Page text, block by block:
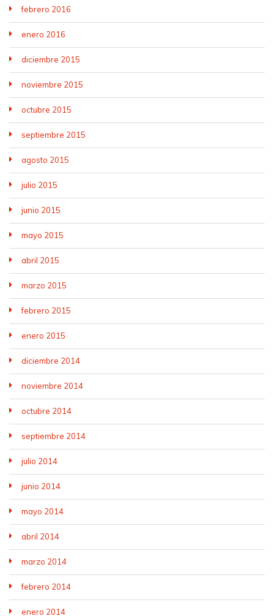
febrero 2016
enero 2016
diciembre 2015
noviembre 2015
octubre 2015
septiembre 2015
agosto 2015
julio 2015
junio 2015
mayo 2015
abril 2015
marzo 2015
febrero 2015
enero 2015
diciembre 2014
noviembre 2014
octubre 2014
septiembre 2014
julio 2014
junio 2014
mayo 2014
abril 2014
marzo 2014
febrero 2014
enero 2014